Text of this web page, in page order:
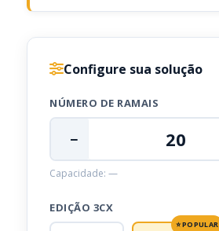
Configure sua solução
NÚMERO DE RAMAIS
−
Capacidade: —
EDIÇÃO 3CX
⭐ POPULAR